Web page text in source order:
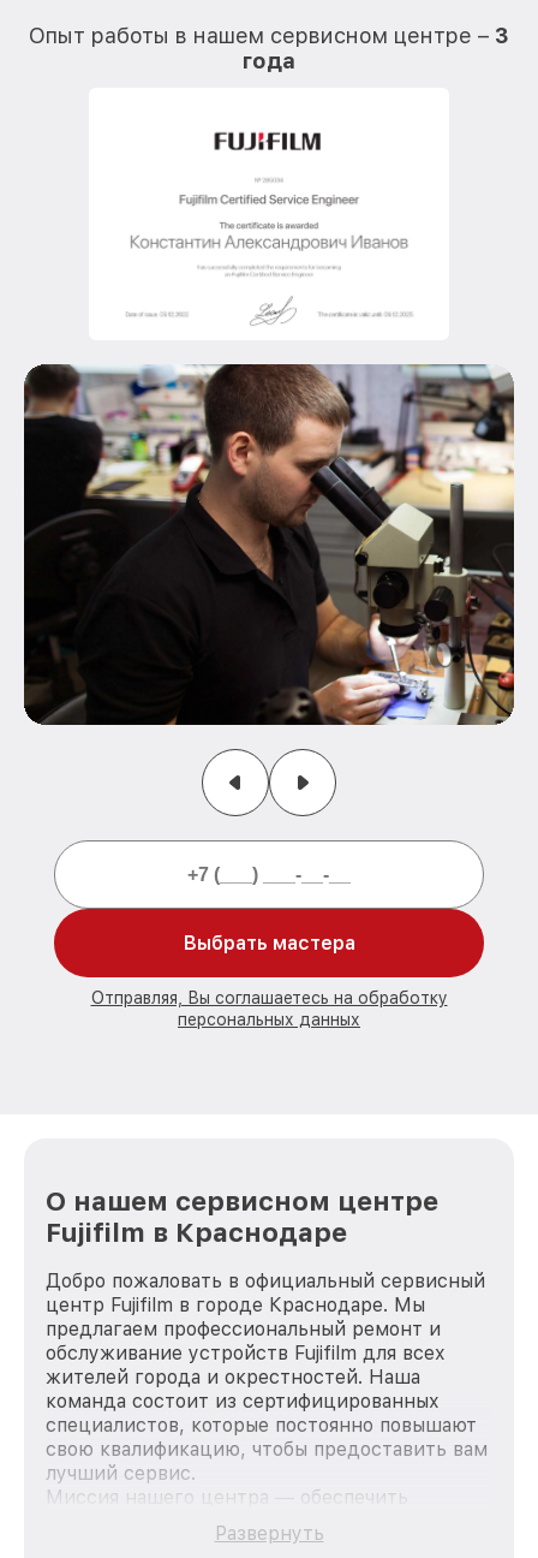
Опыт работы в нашем сервисном центре – 3
года
Выбрать мастера
Отправляя, Вы соглашаетесь на обработку
персональных данных
О нашем сервисном центре
Fujifilm в Краснодаре
Добро пожаловать в официальный сервисный
центр Fujifilm в городе Краснодаре. Мы
предлагаем профессиональный ремонт и
обслуживание устройств Fujifilm для всех
жителей города и окрестностей. Наша
команда состоит из сертифицированных
специалистов, которые постоянно повышают
свою квалификацию, чтобы предоставить вам
лучший сервис.
Миссия нашего центра — обеспечить
качественный и доступный ремонт для
каждого пользователя продукции Fujifilm, вне
Развернуть